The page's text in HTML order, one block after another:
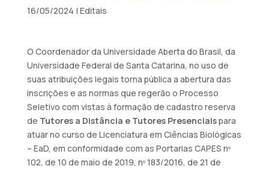
16/05/2024 | Editais
O Coordenador da Universidade Aberta do Brasil, da
Universidade Federal de Santa Catarina, no uso de
suas atribuições legais torna pública a abertura das
inscrições e as normas que regerão o Processo
Seletivo com vistas à formação de cadastro reserva
de Tutores a Distância e Tutores Presenciaispara
atuar no curso de Licenciatura em Ciências Biológicas
– EaD, em conformidade com as Portarias CAPES nº
102, de 10 de maio de 2019, nº 183/2016, de 21 de